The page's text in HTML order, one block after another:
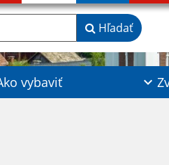
Hľadať
vybaviť